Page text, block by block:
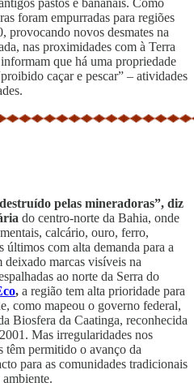
foram empurradas para regiões
provocando novos desmates na
nas proximidades com à Terra
que há uma propriedade
caçar e pescar” – atividades
pelas mineradoras”, diz
do centro-norte da Bahia, onde
calcário, ouro, ferro,
últimos com alta demanda para a
deixado marcas visíveis na
ao norte da Serra do
, a região tem alta prioridade para
como mapeou o governo federal,
Biosfera da Caatinga, reconhecida
Mas irregularidades nos
têm permitido o avanço da
para as comunidades tradicionais